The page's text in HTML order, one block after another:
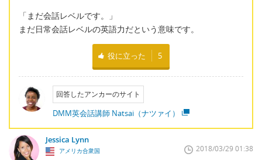
「まだ会話レベルです。」
まだ日常会話レベルの英語力だという意味です。
役に立った 5
回答したアンカーのサイト
DMM英会話講師 Natsai（ナツァイ）
Jessica Lynn
アメリカ合衆国 2018/03/29 01:38